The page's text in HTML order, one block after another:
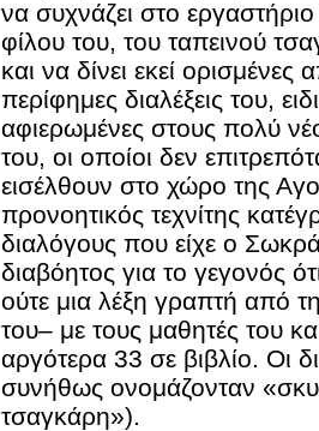
να συχνάζει στο εργαστήριο
φίλου του, του ταπεινού
και να δίνει εκεί ορισμένες
περίφημες διαλέξεις του,
αφιερωμένες στους πολύ
του, οι οποίοι δεν
εισέλθουν στο χώρο της
προνοητικός τεχνίτης
διαλόγους που είχε ο
διαβόητος για το γεγονός
ούτε μια λέξη γραπτή από
του– με τους μαθητές του
αργότερα 33 σε βιβλίο. Οι
συνήθως ονομάζονταν
τσαγκάρη»).